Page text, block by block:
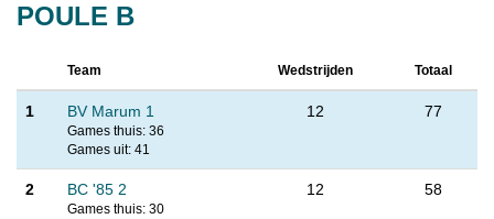
POULE B
Team Wedstrijden Totaal
1 BV Marum 1
Games thuis: 36
Games uit: 41
12 77
2 BC '85 2
Games thuis: 30
12 58